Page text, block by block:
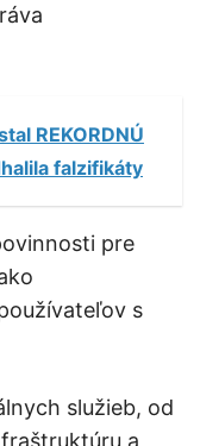
REKORDNÚ
falzifikáty
pre
s
služieb, od